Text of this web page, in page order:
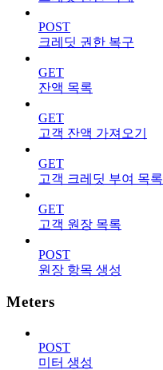
POST
크레딧 권한 복구
GET
잔액 목록
GET
고객 잔액 가져오기
GET
고객 크레딧 부여 목록
GET
고객 원장 목록
POST
원장 항목 생성
Meters
POST
미터 생성